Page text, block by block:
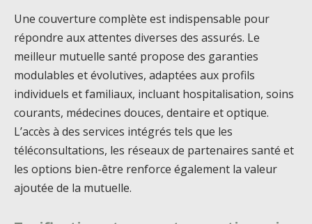
Une couverture complète est indispensable pour
répondre aux attentes diverses des assurés. Le
meilleur mutuelle santé propose des garanties
modulables et évolutives, adaptées aux profils
individuels et familiaux, incluant hospitalisation, soins
courants, médecines douces, dentaire et optique.
L’accès à des services intégrés tels que les
téléconsultations, les réseaux de partenaires santé et
les options bien-être renforce également la valeur
ajoutée de la mutuelle.